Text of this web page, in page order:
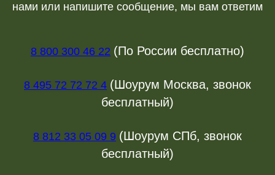
нами или напишите сообщение, мы вам ответим
8 800 300 46 22 (По России бесплатно)
8 495 72 72 72 4 (Шоурум Москва, звонок
бесплатный)
8 812 33 05 09 9 (Шоурум СПб, звонок
бесплатный)